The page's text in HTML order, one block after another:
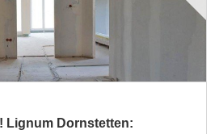
Lignum Dornstetten: